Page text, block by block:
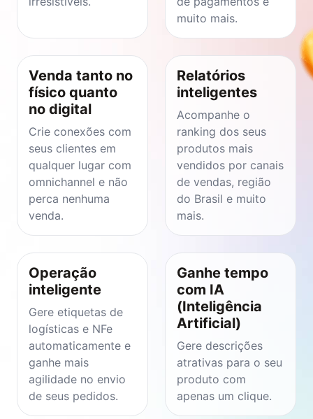
muito mais.
Venda tanto no
físico quanto
no digital
Crie conexões com
seus clientes em
qualquer lugar com
omnichannel e não
perca nenhuma
venda.
Relatórios
inteligentes
Acompanhe o
ranking dos seus
produtos mais
vendidos por canais
de vendas, região
do Brasil e muito
mais.
Operação
inteligente
Gere etiquetas de
logísticas e NFe
automaticamente e
ganhe mais
agilidade no envio
de seus pedidos.
Ganhe tempo
com IA
(Inteligência
Artificial)
Gere descrições
atrativas para o seu
produto com
apenas um clique.